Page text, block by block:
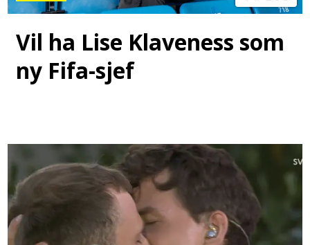
Vil ha Lise Klaveness som
ny Fifa-sjef